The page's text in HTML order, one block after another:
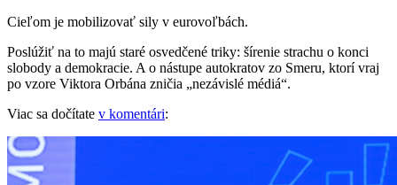
Cieľom je mobilizovať sily v eurovoľbách.
Poslúžiť na to majú staré osvedčené triky: šírenie strachu o konci
slobody a demokracie. A o nástupe autokratov zo Smeru, ktorí vraj
po vzore Viktora Orbána zničia „nezávislé médiá“.
Viac sa dočítate v komentári: